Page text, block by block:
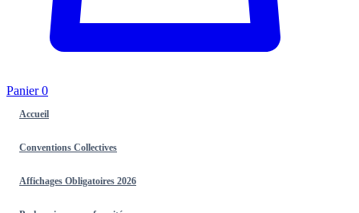
Panier0
Accueil
Conventions Collectives
Affichages Obligatoires 2026